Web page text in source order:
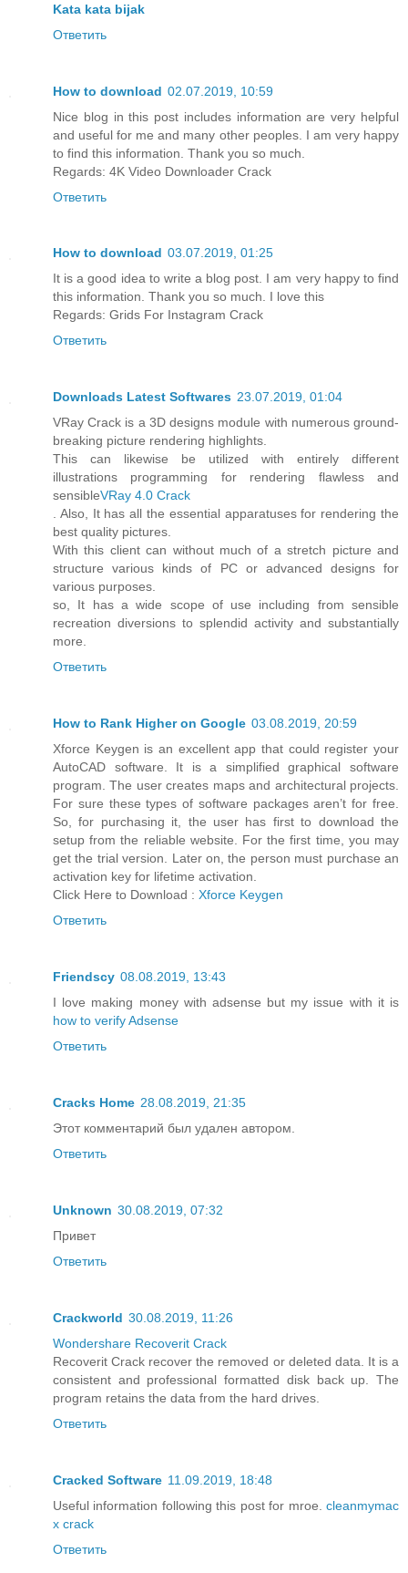
Kata kata bijak
Ответить
How to download 02.07.2019, 10:59
Nice blog in this post includes information are very helpful
and useful for me and many other peoples. I am very happy
to find this information. Thank you so much.
Regards: 4K Video Downloader Crack
Ответить
How to download 03.07.2019, 01:25
It is a good idea to write a blog post. I am very happy to find
this information. Thank you so much. I love this
Regards: Grids For Instagram Crack
Ответить
Downloads Latest Softwares 23.07.2019, 01:04
VRay Crack is a 3D designs module with numerous ground-
breaking picture rendering highlights.
This can likewise be utilized with entirely different
illustrations programming for rendering flawless and
sensibleVRay 4.0 Crack
. Also, It has all the essential apparatuses for rendering the
best quality pictures.
With this client can without much of a stretch picture and
structure various kinds of PC or advanced designs for
various purposes.
so, It has a wide scope of use including from sensible
recreation diversions to splendid activity and substantially
more.
Ответить
How to Rank Higher on Google 03.08.2019, 20:59
Xforce Keygen is an excellent app that could register your
AutoCAD software. It is a simplified graphical software
program. The user creates maps and architectural projects.
For sure these types of software packages aren’t for free.
So, for purchasing it, the user has first to download the
setup from the reliable website. For the first time, you may
get the trial version. Later on, the person must purchase an
activation key for lifetime activation.
Click Here to Download : Xforce Keygen
Ответить
Friendscy 08.08.2019, 13:43
I love making money with adsense but my issue with it is
how to verify Adsense
Ответить
Cracks Home 28.08.2019, 21:35
Этот комментарий был удален автором.
Ответить
Unknown 30.08.2019, 07:32
Привет
Ответить
Crackworld 30.08.2019, 11:26
Wondershare Recoverit Crack
Recoverit Crack recover the removed or deleted data. It is a
consistent and professional formatted disk back up. The
program retains the data from the hard drives.
Ответить
Cracked Software 11.09.2019, 18:48
Useful information following this post for mroe. cleanmymac
x crack
Ответить